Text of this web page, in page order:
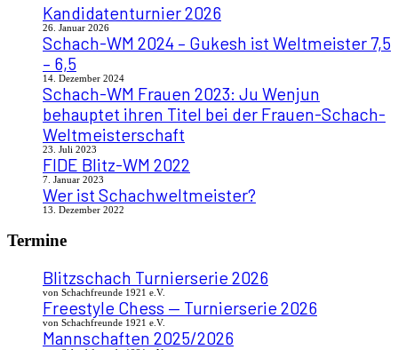
Kandidatenturnier 2026
26. Januar 2026
Schach-WM 2024 – Gukesh ist Weltmeister 7,5
– 6,5
14. Dezember 2024
Schach-WM Frauen 2023: Ju Wenjun
behauptet ihren Titel bei der Frauen-Schach-
Weltmeisterschaft
23. Juli 2023
FIDE Blitz-WM 2022
7. Januar 2023
Wer ist Schachweltmeister?
13. Dezember 2022
Termine
Blitzschach Turnierserie 2026
von Schachfreunde 1921 e.V.
Freestyle Chess — Turnierserie 2026
von Schachfreunde 1921 e.V.
Mannschaften 2025/2026